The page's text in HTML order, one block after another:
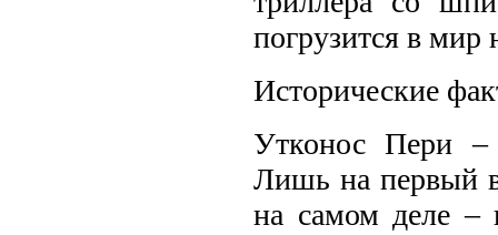
погрузится в мир
Исторические
Утконос Пери –
Лишь на первый
на самом деле